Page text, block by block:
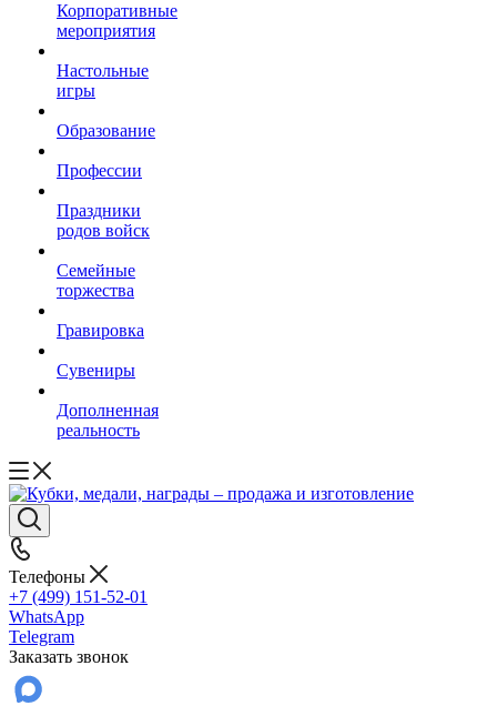
Корпоративные
мероприятия
Настольные
игры
Образование
Профессии
Праздники
родов войск
Семейные
торжества
Гравировка
Сувениры
Дополненная
реальность
Телефоны
+7 (499) 151-52-01
WhatsApp
Telegram
Заказать звонок